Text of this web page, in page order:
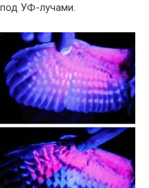
под УФ-лучами.